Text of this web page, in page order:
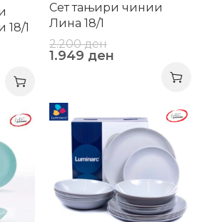
Сет тањири чинии
Лина 18/1
2.200ден
1.949 ден
1
-25%